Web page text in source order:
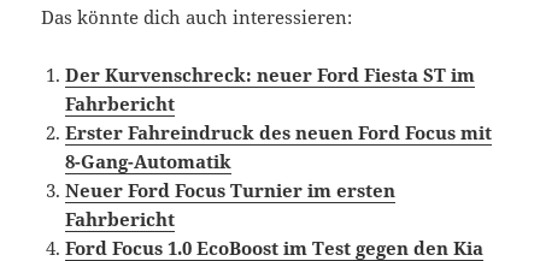
Das könnte dich auch interessieren:
Der Kurvenschreck: neuer Ford Fiesta ST im
Fahrbericht
Erster Fahreindruck des neuen Ford Focus mit
8-Gang-Automatik
Neuer Ford Focus Turnier im ersten
Fahrbericht
Ford Focus 1.0 EcoBoost im Test gegen den Kia